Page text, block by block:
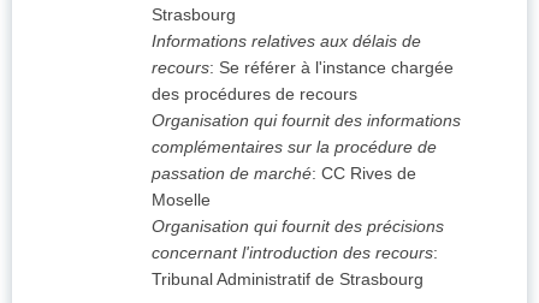
Strasbourg
Informations relatives aux délais de
recours: Se référer à l'instance chargée
des procédures de recours
Organisation qui fournit des informations
complémentaires sur la procédure de
passation de marché: CC Rives de
Moselle
Organisation qui fournit des précisions
concernant l'introduction des recours:
Tribunal Administratif de Strasbourg